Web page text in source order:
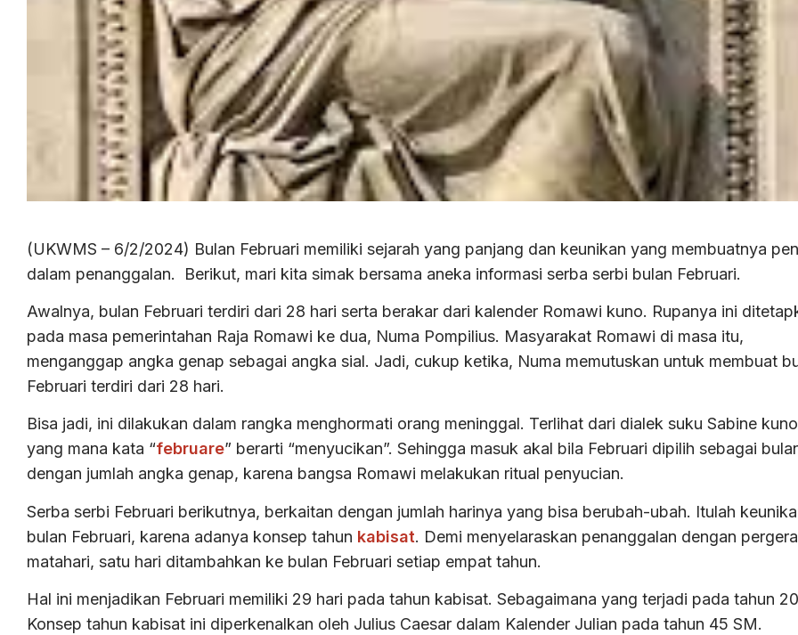
(UKWMS – 6/2/2024) Bulan Februari memiliki sejarah yang panjang dan keunikan yang membuatnya
dalam penanggalan. Berikut, mari kita simak bersama aneka informasi serba serbi bulan Februari.
Awalnya, bulan Februari terdiri dari 28 hari serta berakar dari kalender Romawi kuno. Rupanya ini
pada masa pemerintahan Raja Romawi ke dua, Numa Pompilius. Masyarakat Romawi di masa itu,
menganggap angka genap sebagai angka sial. Jadi, cukup ketika, Numa memutuskan untuk membuat
Februari terdiri dari 28 hari.
Bisa jadi, ini dilakukan dalam rangka menghormati orang meninggal. Terlihat dari dialek suku Sabine
yang mana kata “februare” berarti “menyucikan”. Sehingga masuk akal bila Februari dipilih sebagai
dengan jumlah angka genap, karena bangsa Romawi melakukan ritual penyucian.
Serba serbi Februari berikutnya, berkaitan dengan jumlah harinya yang bisa berubah-ubah. Itulah
bulan Februari, karena adanya konsep tahun kabisat. Demi menyelaraskan penanggalan dengan
matahari, satu hari ditambahkan ke bulan Februari setiap empat tahun.
Hal ini menjadikan Februari memiliki 29 hari pada tahun kabisat. Sebagaimana yang terjadi pada tahun
Konsep tahun kabisat ini diperkenalkan oleh Julius Caesar dalam Kalender Julian pada tahun 45 SM.